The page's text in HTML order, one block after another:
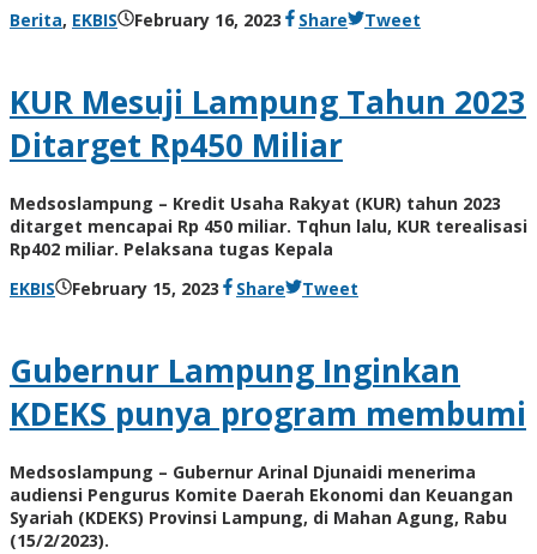
Berita, EKBIS February 16, 2023 byShare Tweet
KUR Mesuji Lampung Tahun 2023
Ditarget Rp450 Miliar
Medsoslampung – Kredit Usaha Rakyat (KUR) tahun 2023
ditarget mencapai Rp 450 miliar. Tqhun lalu, KUR terealisasi
Rp402 miliar. Pelaksana tugas Kepala
EKBIS
February 15, 2023 byShare Tweet
Gubernur Lampung Inginkan
KDEKS punya program membumi
Medsoslampung – Gubernur Arinal Djunaidi menerima
audiensi Pengurus Komite Daerah Ekonomi dan Keuangan
Syariah (KDEKS) Provinsi Lampung, di Mahan Agung, Rabu
(15/2/2023).